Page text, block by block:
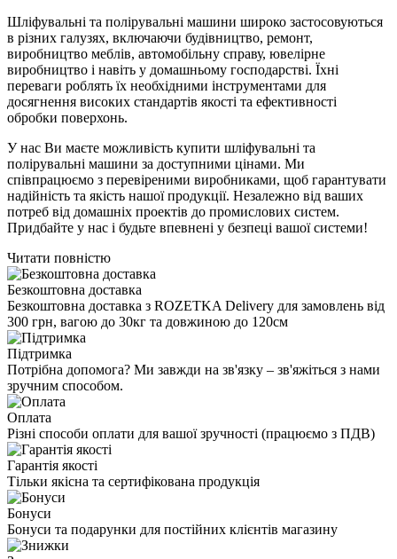
Шліфувальні та полірувальні машини широко застосовуються
в різних галузях, включаючи будівництво, ремонт,
виробництво меблів, автомобільну справу, ювелірне
виробництво і навіть у домашньому господарстві. Їхні
переваги роблять їх необхідними інструментами для
досягнення високих стандартів якості та ефективності
обробки поверхонь.
У нас Ви маєте можливість купити шліфувальні та
полірувальні машини за доступними цінами. Ми
співпрацюємо з перевіреними виробниками, щоб гарантувати
надійність та якість нашої продукції. Незалежно від ваших
потреб від домашніх проектів до промислових систем.
Придбайте у нас і будьте впевнені у безпеці вашої системи!
Читати повністю
Безкоштовна доставка
Безкоштовна доставка з ROZETKA Delivery для замовлень від
300 грн, вагою до 30кг та довжиною до 120см
Підтримка
Потрібна допомога? Ми завжди на зв'язку – зв'яжіться з нами
зручним способом.
Оплата
Різні способи оплати для вашої зручності (працюємо з ПДВ)
Гарантія якості
Тільки якісна та сертифікована продукція
Бонуси
Бонуси та подарунки для постійних клієнтів магазину